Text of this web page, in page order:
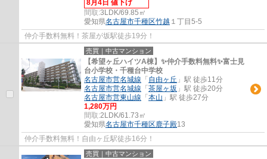
8月4日 値下げ
間取:3LDK/69.85㎡
愛知県名古屋市千種区竹越 １丁目5-5
仲介手数料無料！茶屋が坂駅徒歩19分！
売買｜中古マンション
【希望ヶ丘ハイツA棟】✨️仲介手数料無料✨️富士見
台小学校・千種台中学校
名古屋市営名城線 「 自由ヶ丘 」駅 徒歩11分
名古屋市営名城線 「 茶屋ヶ坂 」駅 徒歩20分
名古屋市営東山線 「 本山 」駅 徒歩27分
1,280万円
間取:2LDK/61.73㎡
愛知県名古屋市千種区鹿子殿13
仲介手数料無料！自由ヶ丘駅徒歩16分！
売買｜中古マンション